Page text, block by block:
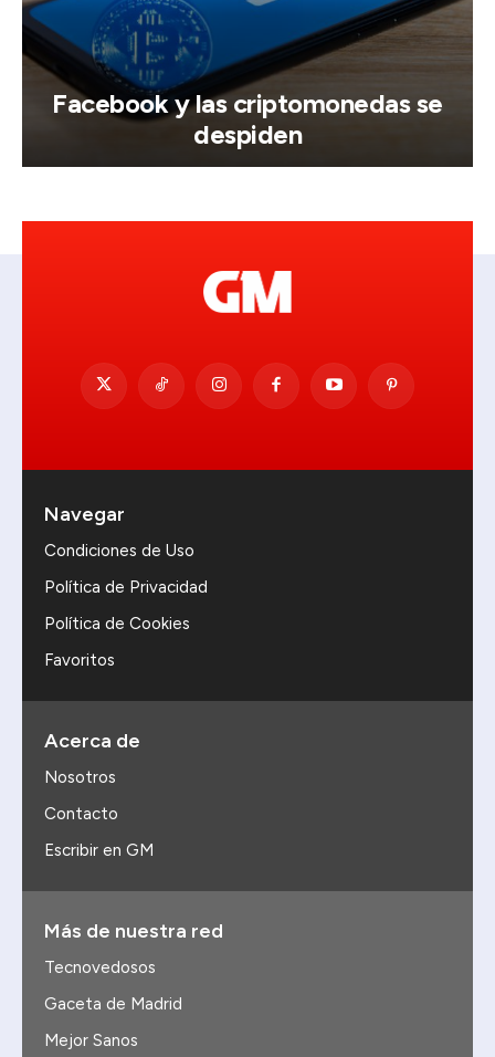
Facebook y las criptomonedas se
despiden
Navegar
Condiciones de Uso
Política de Privacidad
Política de Cookies
Favoritos
Acerca de
Nosotros
Contacto
Escribir en GM
Más de nuestra red
Tecnovedosos
Gaceta de Madrid
Mejor Sanos